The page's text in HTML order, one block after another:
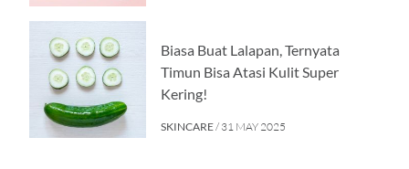
Biasa Buat Lalapan, Ternyata
Timun Bisa Atasi Kulit Super
Kering!
SKINCARE/ 31 MAY 2025